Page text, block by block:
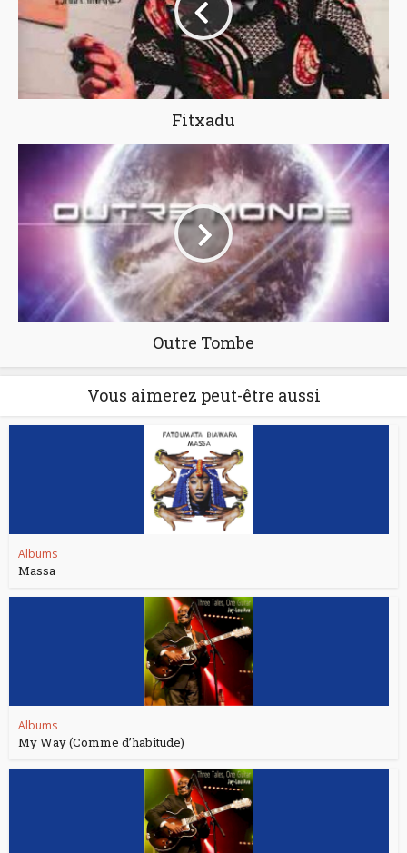
Fitxadu
Outre Tombe
Vous aimerez peut-être aussi
Albums
Massa
Albums
My Way (Comme d’habitude)